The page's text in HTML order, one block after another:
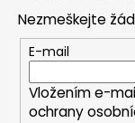
Nezmeškejte
E-mail
Vložením e-
ochrany